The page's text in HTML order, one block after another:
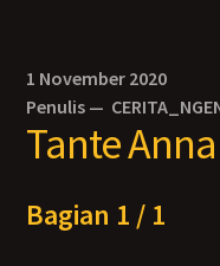
1 November 2020
Penulis —
Tante Anna
Bagian 1 / 1